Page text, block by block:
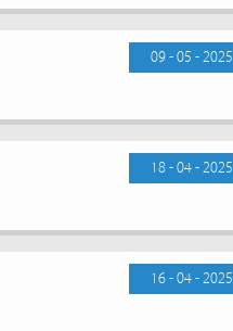
09 - 05 - 2025
18 - 04 - 2025
16 - 04 - 2025